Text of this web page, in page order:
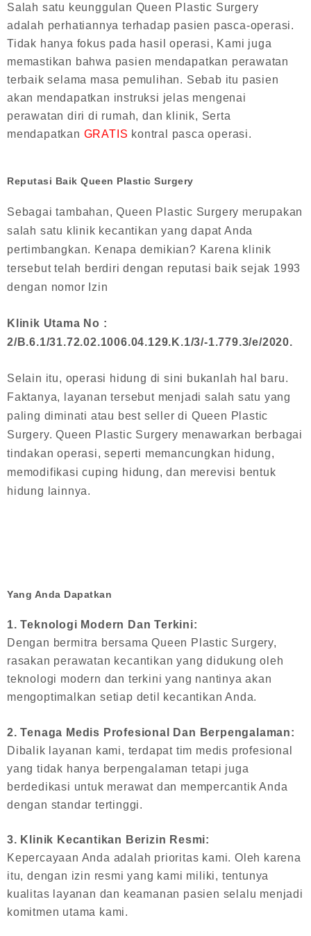
Salah satu keunggulan Queen Plastic Surgery
adalah perhatiannya terhadap pasien pasca-operasi.
Tidak hanya fokus pada hasil operasi, Kami juga
memastikan bahwa pasien mendapatkan perawatan
terbaik selama masa pemulihan. Sebab itu pasien
akan mendapatkan instruksi jelas mengenai
perawatan diri di rumah, dan klinik, Serta
mendapatkan GRATIS kontral pasca operasi.
Reputasi Baik Queen Plastic Surgery
Sebagai tambahan, Queen Plastic Surgery merupakan
salah satu klinik kecantikan yang dapat Anda
pertimbangkan. Kenapa demikian? Karena klinik
tersebut telah berdiri dengan reputasi baik sejak 1993
dengan nomor Izin
Klinik Utama No :
2/B.6.1/31.72.02.1006.04.129.K.1/3/-1.779.3/e/2020.
Selain itu, operasi hidung di sini bukanlah hal baru.
Faktanya, layanan tersebut menjadi salah satu yang
paling diminati atau best seller di Queen Plastic
Surgery. Queen Plastic Surgery menawarkan berbagai
tindakan operasi, seperti memancungkan hidung,
memodifikasi cuping hidung, dan merevisi bentuk
hidung lainnya.
Yang Anda Dapatkan
1. Teknologi Modern Dan Terkini:
Dengan bermitra bersama Queen Plastic Surgery,
rasakan perawatan kecantikan yang didukung oleh
teknologi modern dan terkini yang nantinya akan
mengoptimalkan setiap detil kecantikan Anda.
2. Tenaga Medis Profesional Dan Berpengalaman:
Dibalik layanan kami, terdapat tim medis profesional
yang tidak hanya berpengalaman tetapi juga
berdedikasi untuk merawat dan mempercantik Anda
dengan standar tertinggi.
3. Klinik Kecantikan Berizin Resmi:
Kepercayaan Anda adalah prioritas kami. Oleh karena
itu, dengan izin resmi yang kami miliki, tentunya
kualitas layanan dan keamanan pasien selalu menjadi
komitmen utama kami.